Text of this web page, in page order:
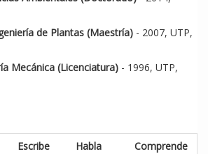
de Plantas (Maestría) - 2007, UTP,
Mecánica (Licenciatura) - 1996, UTP,
Escribe Habla
Comprende